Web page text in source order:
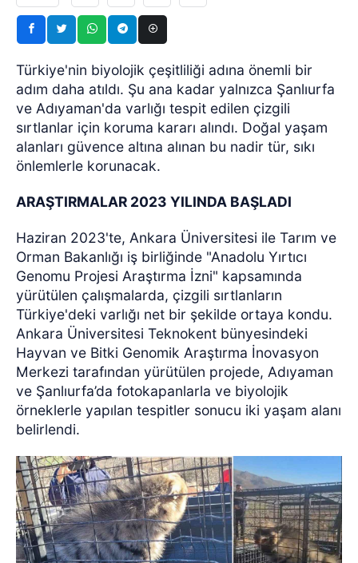
Türkiye'nin biyolojik çeşitliliği adına önemli bir
adım daha atıldı. Şu ana kadar yalnızca Şanlıurfa
ve Adıyaman'da varlığı tespit edilen çizgili
sırtlanlar için koruma kararı alındı. Doğal yaşam
alanları güvence altına alınan bu nadir tür, sıkı
önlemlerle korunacak.
ARAŞTIRMALAR 2023 YILINDA BAŞLADI
Haziran 2023'te, Ankara Üniversitesi ile Tarım ve
Orman Bakanlığı iş birliğinde "Anadolu Yırtıcı
Genomu Projesi Araştırma İzni" kapsamında
yürütülen çalışmalarda, çizgili sırtlanların
Türkiye'deki varlığı net bir şekilde ortaya kondu.
Ankara Üniversitesi Teknokent bünyesindeki
Hayvan ve Bitki Genomik Araştırma İnovasyon
Merkezi tarafından yürütülen projede, Adıyaman
ve Şanlıurfa’da fotokapanlarla ve biyolojik
örneklerle yapılan tespitler sonucu iki yaşam alanı
belirlendi.